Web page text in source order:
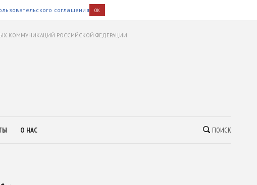
соглашения OK
КОММУНИКАЦИЙ РОССИЙСКОЙ ФЕДЕРАЦИИ
О НАС ПОИСК